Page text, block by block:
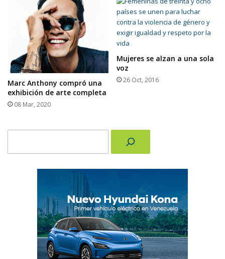
Marc Anthony compró una
exhibición de arte completa
08 Mar, 2020
Mujeres se alzan a una sola
voz
26 Oct, 2016